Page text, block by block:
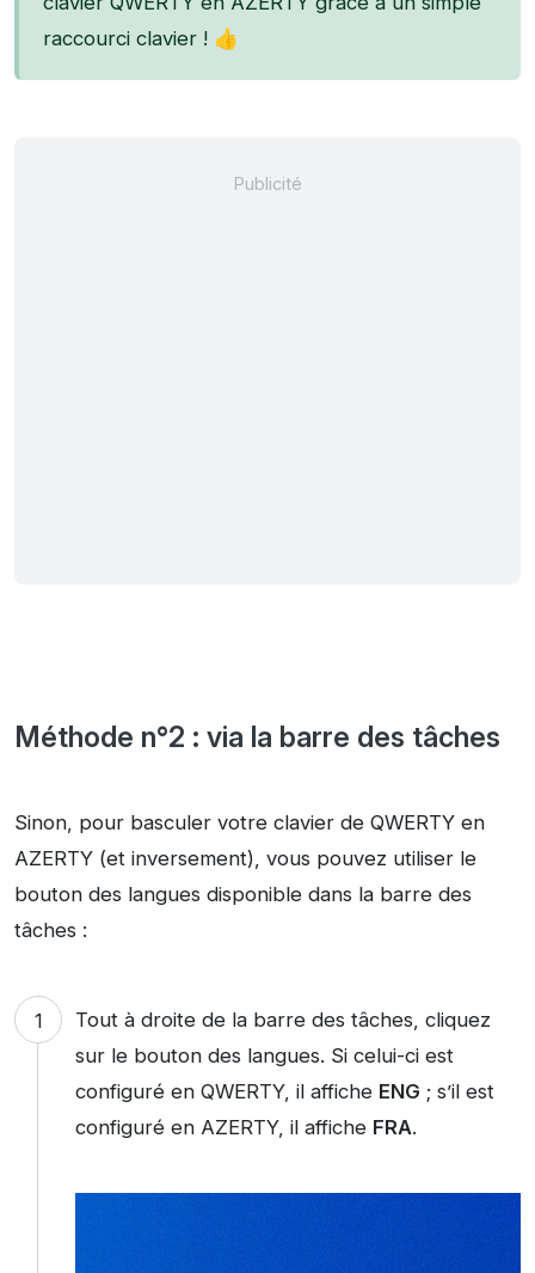
raccourci clavier ! 👍
Méthode n°2 : via la barre des tâches
Sinon, pour basculer votre clavier de QWERTY en
AZERTY (et inversement), vous pouvez utiliser le
bouton des langues disponible dans la barre des
tâches :
Tout à droite de la barre des tâches, cliquez
sur le bouton des langues. Si celui-ci est
configuré en QWERTY, il affiche ENG ; s’il est
configuré en AZERTY, il affiche FRA.